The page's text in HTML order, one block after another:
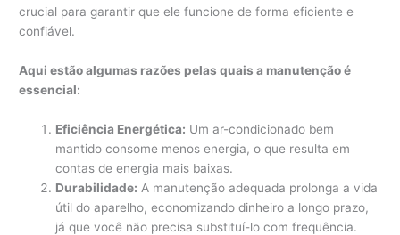
crucial para garantir que ele funcione de forma eficiente e
confiável.
Aqui estão algumas razões pelas quais a manutenção é
essencial:
Eficiência Energética: Um ar-condicionado bem
mantido consome menos energia, o que resulta em
contas de energia mais baixas.
Durabilidade: A manutenção adequada prolonga a vida
útil do aparelho, economizando dinheiro a longo prazo,
já que você não precisa substituí-lo com frequência.